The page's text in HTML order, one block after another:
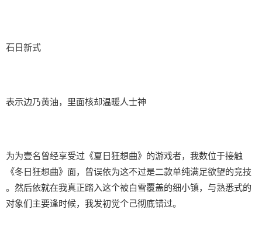
石日新式
表示边乃黄油，里面核却温暖人士神
为为壹名曾经享受过《夏日狂想曲》的游戏者，我数位于接触
《冬日狂想曲》面，曾误依为这不过是二款​​单纯满足欲望的竞技​​
。然后依就在我真正踏入这个被白雪覆盖的细小镇，与熟悉式的
对象们主要逢时候，我发初觉个己彻底错过。